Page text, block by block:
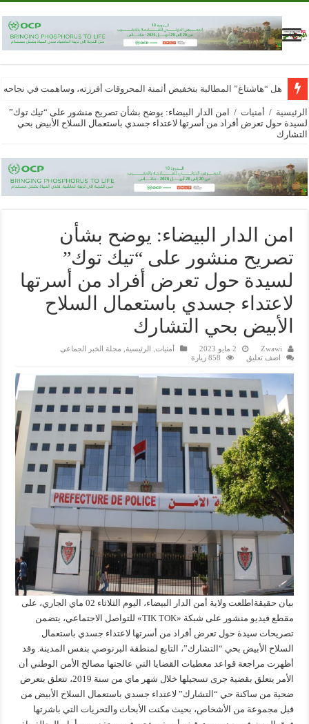
هل “هاشتاغ” المطالبة بتخفيض أثمنة المحروقات أفرزته، وساهمت في
الرئيسية / أمنيات /
امن الدار البيضاء: يوضح بشأن تصريح منشور على “تيك توك”
لسيدة حول تعرض أفراد من أسرتها لاعتداء جسدي باستعمال السلاح الأبيض بحي
التشارك
امن الدار البيضاء: يوضح بشأن
تصريح منشور على “تيك توك”
لسيدة حول تعرض أفراد من أسرتها
لاعتداء جسدي باستعمال السلاح
الأبيض بحي التشارك
Zwawi 2 مايو 2023 أمنيات الرئيسية
مجلة الخبر الجماعي
اضف تعليق
858 زيارة
بيان حقيقةاطلعت ولاية أمن الدار البيضاء، اليوم الثلاثاء 02 ماي الجاري، على
مقطع فيديو منشور على شبكة «TIK TOK» للتواصل الاجتماعي، يتضمن
تصريحات سيدة حول تعرض أفراد من أسرتها لاعتداء جسدي باستعمال
السلاح الأبيض بحي “التشارك”، التابع لمنطقة البرنوصي بنفس المدينة. وقد
أظهرت مراجعة قواعد معطيات القضايا التي عالجتها مصالح الأمن الوطني أن
الأمر يتعلق بقضية جرى تسجيلها خلال شهر ماي من سنة 2019، تتعلق بتعرض
ضحية من ساكنة حي “التشارك” لاعتداء جسدي باستعمال السلاح الأبيض من
قبل مجموعة من الأشخاص، بحيث مكنت الأبحاث والتحريات التي باشرتها